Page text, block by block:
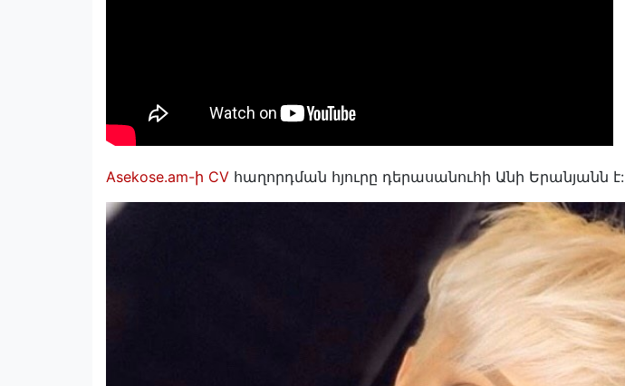
Asekose.am-ի CV հաղորդման հյուրը դերասանուհի Անի Երանյանն է: